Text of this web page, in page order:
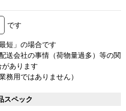
です
短」の場合です
送会社の事情（荷物量過多）等の関
あります
務用ではありません）
スペック